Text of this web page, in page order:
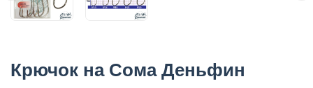
Крючок на Сома Деньфин